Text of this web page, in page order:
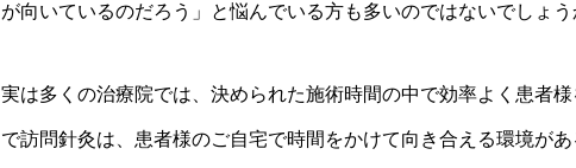
が向いているのだろう」と悩んでいる方も多いのではないでしょう
実は多くの治療院では、決められた施術時間の中で効率よく患者
で訪問針灸は、患者様のご自宅で時間をかけて向き合える環境があ